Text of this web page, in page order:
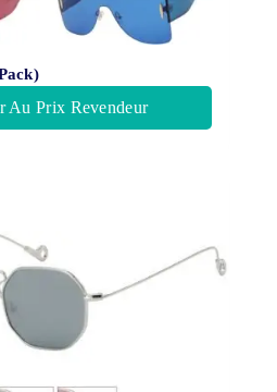
Au Prix Revendeur